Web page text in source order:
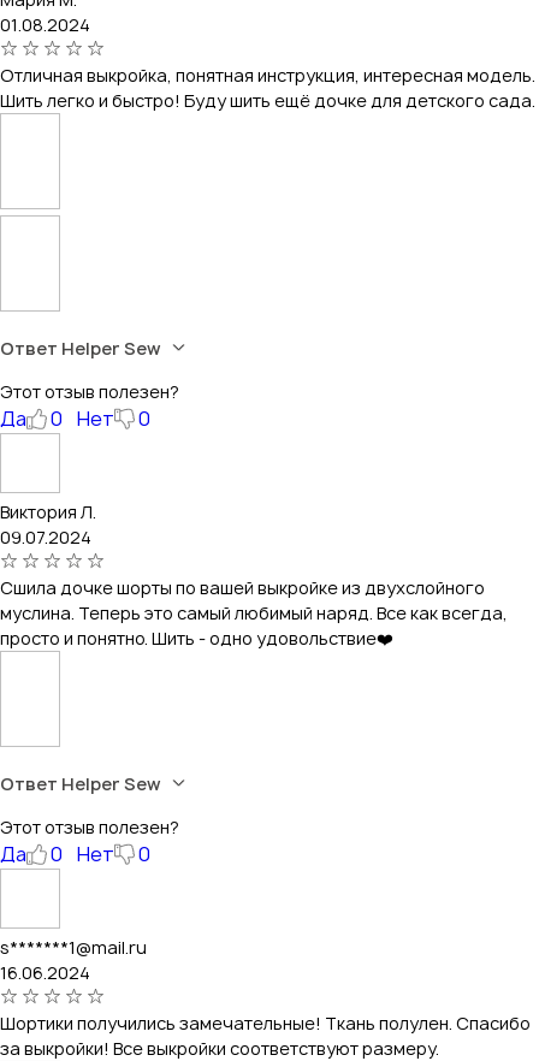
01.08.2024
Отличная выкройка, понятная инструкция, интересная модель.
Шить легко и быстро! Буду шить ещё дочке для детского сада.
Ответ Helper Sew
Этот отзыв полезен?
Да 0 Нет 0
Виктория Л.
09.07.2024
Сшила дочке шорты по вашей выкройке из двухслойного
муслина. Теперь это самый любимый наряд. Все как всегда,
просто и понятно. Шить - одно удовольствие❤️
Ответ Helper Sew
Этот отзыв полезен?
Да 0 Нет 0
s*******1@mail.ru
16.06.2024
Шортики получились замечательные! Ткань полулен. Спасибо
за выкройки! Все выкройки соответствуют размеру.